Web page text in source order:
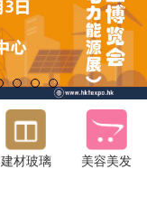
建材玻璃 美容美发